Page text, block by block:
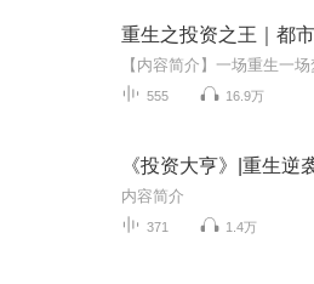
555 16.9万
《投资大亨》|重生逆
内容简介
371 1.4万